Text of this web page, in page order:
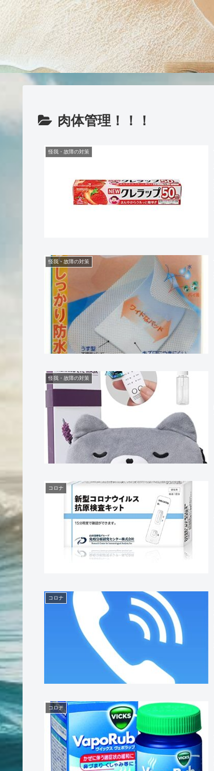
肉体管理！！！
怪我・故障の対策
怪我・故障の対策
怪我・故障の対策
コロナ
コロナ
コロナ